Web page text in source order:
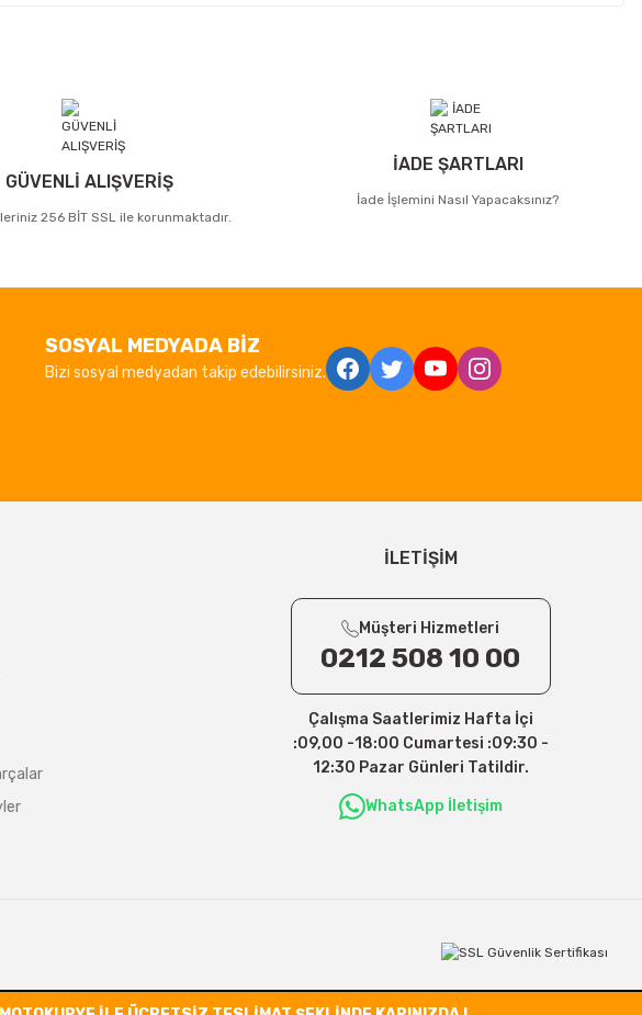
GÜVENLİ ALIŞVERİŞ
256 BİT SSL ile korunmaktadır.
İADE ŞARTLARI
İade İşlemini Nasıl Yapacaksınız?
SOSYAL MEDYADA BİZ
Bizi sosyal medyadan takip edebilirsiniz.
İLETİŞİM
Müşteri Hizmetleri
0212 508 10 00
Çalışma Saatlerimiz Hafta İçi
:09,00 -18:00 Cumartesi :09:30 -
12:30 Pazar Günleri Tatildir.
WhatsApp İletişim